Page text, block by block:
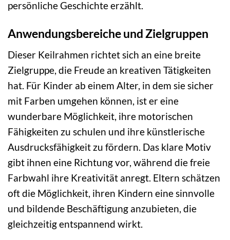
persönliche Geschichte erzählt.
Anwendungsbereiche und Zielgruppen
Dieser Keilrahmen richtet sich an eine breite
Zielgruppe, die Freude an kreativen Tätigkeiten
hat. Für Kinder ab einem Alter, in dem sie sicher
mit Farben umgehen können, ist er eine
wunderbare Möglichkeit, ihre motorischen
Fähigkeiten zu schulen und ihre künstlerische
Ausdrucksfähigkeit zu fördern. Das klare Motiv
gibt ihnen eine Richtung vor, während die freie
Farbwahl ihre Kreativität anregt. Eltern schätzen
oft die Möglichkeit, ihren Kindern eine sinnvolle
und bildende Beschäftigung anzubieten, die
gleichzeitig entspannend wirkt.